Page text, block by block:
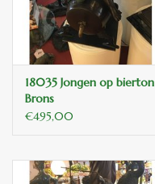
ANTIEK , Curiosa en
Replica's
Cadeau artikelen
18035 Jongen op bierton
Brons
€495,00